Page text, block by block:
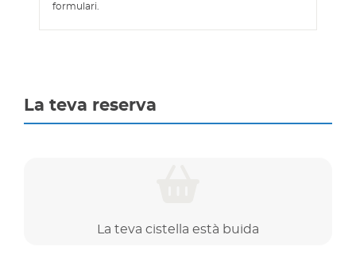
formulari.
La teva reserva
La teva cistella està buida